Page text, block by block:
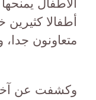
الأطفال
أطفالا
متعاونون جدا،
وكشفت عن آخر